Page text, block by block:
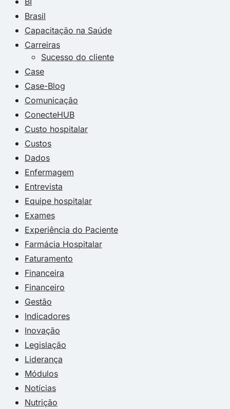
Brasil
Capacitação na Saúde
Carreiras
Sucesso do cliente
Case
Case-Blog
Comunicação
ConecteHUB
Custo hospitalar
Custos
Dados
Enfermagem
Entrevista
Equipe hospitalar
Exames
Experiência do Paciente
Farmácia Hospitalar
Faturamento
Financeira
Financeiro
Gestão
Indicadores
Inovação
Legislação
Liderança
Módulos
Notícias
Nutrição